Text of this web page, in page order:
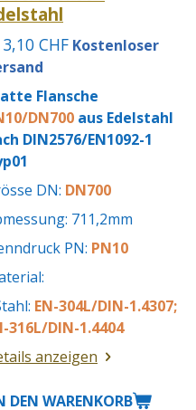
CHF Kostenloser
Flansche
DN700 aus Edelstahl
DIN2576/EN1092-1
DN: DN700
711,2mm
PN: PN10
EN-304L/DIN-1.4307;
316L/DIN-1.4404
anzeigen
DEN WARENKORB